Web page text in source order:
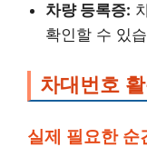
차량 등록증:
확인할 수 있
차대번호
실제 필요한 순